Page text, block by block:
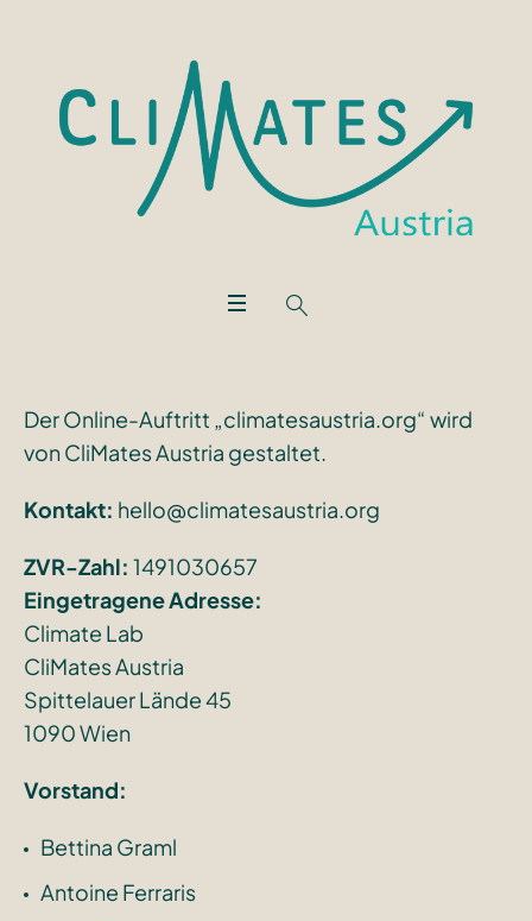
Der Online-Auftritt „climatesaustria.org“ wird
von CliMates Austria gestaltet.
Kontakt: hello@climatesaustria.org
ZVR-Zahl: 1491030657
Eingetragene Adresse:
Climate Lab
CliMates Austria
Spittelauer Lände 45
1090 Wien
Vorstand:
Bettina Graml
Antoine Ferraris